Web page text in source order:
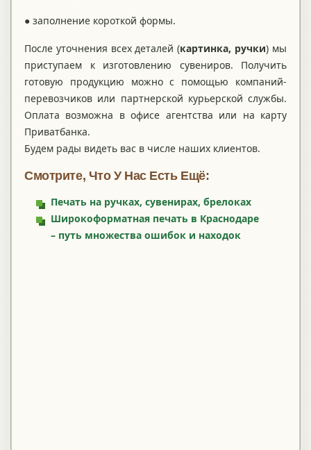
● заполнение короткой формы.
После уточнения всех деталей (картинка, ручки) мы
приступаем к изготовлению сувениров. Получить
готовую продукцию можно с помощью компаний-
перевозчиков или партнерской курьерской службы.
Оплата возможна в офисе агентства или на карту
Приватбанка.
Будем рады видеть вас в числе наших клиентов.
Смотрите, Что У Нас Есть Ещё:
Печать на ручках, сувенирах, брелоках
Широкоформатная печать в Краснодаре
– путь множества ошибок и находок